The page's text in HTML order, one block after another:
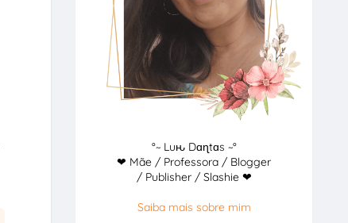
°~ Luԋ Dɑɳtɑs ~°
❤ Mãe / Professora / Blogger
/ Publisher / Slashie ❤
Saiba mais sobre mim